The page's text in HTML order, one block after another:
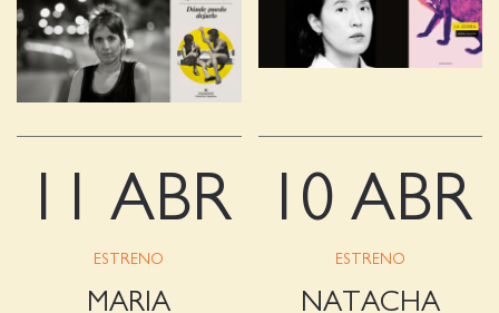
11 ABR
ESTRENO
MARIA
10 ABR
ESTRENO
NATACHA